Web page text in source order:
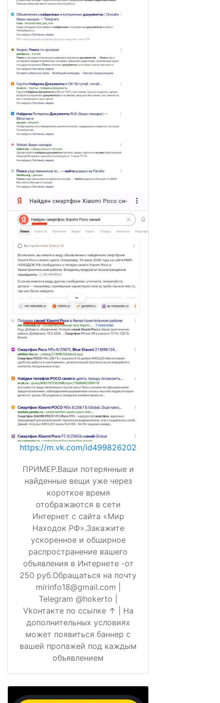
https://m.vk.com/id499826202
ПРИМЕР.Ваши потерянные и
найденные вещи уже через
короткое время
отображаются в сети
Интернет с сайта «Мир
Находок РФ».Закажите
ускоренное и обширное
распространение вашего
объявления в Интернете -от
250 руб.Обращаться на почту
mirinfo18@gmail.com |
Telegram @hokerto |
Vkонтакте по ссылке ↑ | На
дополнительных условиях
может появиться баннер с
вашей пропажей под каждым
объявлением